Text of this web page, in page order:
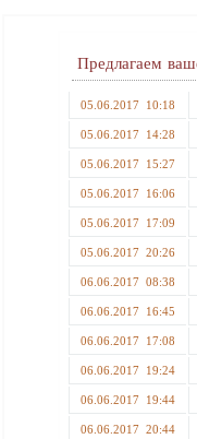
Предлагаем
05.06.2017 10:18
05.06.2017 14:28
05.06.2017 15:27
05.06.2017 16:06
05.06.2017 17:09
05.06.2017 20:26
06.06.2017 08:38
06.06.2017 16:45
06.06.2017 17:08
06.06.2017 19:24
06.06.2017 19:44
06.06.2017 20:44